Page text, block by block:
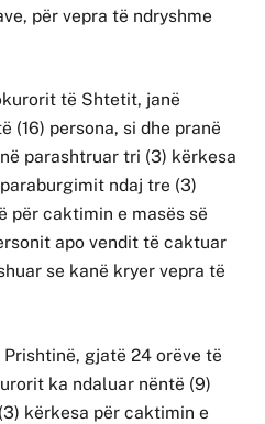
për vepra të ndryshme
të Shtetit, janë
(16) persona, si dhe pranë
parashtruar tri (3) kërkesa
ndaj tre (3)
për caktimin e masës së
apo vendit të caktuar
se kanë kryer vepra të
gjatë 24 orëve të
ka ndaluar nëntë (9)
kërkesa për caktimin e